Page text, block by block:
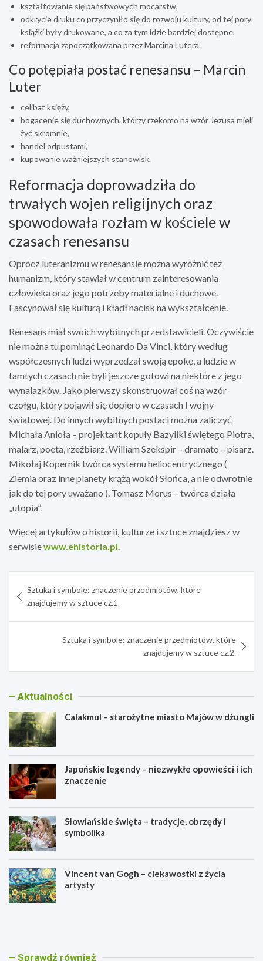
kształtowanie się państwowych mocarstw,
odkrycie druku co przyczyniło się do rozwoju kultury, od tej pory
książki były drukowane, a co za tym idzie bardziej dostępne,
reformacja zapoczątkowana przez Marcina Lutera.
Co potępiała postać renesansu – Marcin
Luter
celibat księży,
bogacenie się duchownych, którzy rzekomo na wzór Jezusa mieli
żyć skromnie,
handel odpustami,
kupowanie ważniejszych stanowisk.
Reformacja doprowadziła do
trwałych wojen religijnych oraz
spowodowała rozłam w kościele w
czasach renesansu
Oprócz luteranizmu w renesansie można wyróżnić też
humanizm, który stawiał w centrum zainteresowania
człowieka oraz jego potrzeby materialne i duchowe.
Fascynował się kulturą i kładł nacisk na wykształcenie.
Renesans miał swoich wybitnych przedstawicieli. Oczywiście
nie można tu pominąć Leonardo Da Vinci, który według
współczesnych ludzi wyprzedzał swoją epokę, a ludzie w
tamtych czasach nie byli jeszcze gotowi na niektóre z jego
wynalazków. Jako pierwszy skonstruował coś na wzór
czołgu, który pojawił się dopiero w czasach I wojny
światowej. Do innych wybitnych postaci można zaliczyć
Michała Anioła – projektant kopuły Bazyliki świętego Piotra,
malarz, poeta, rzeźbiarz. William Szekspir – dramato – pisarz.
Mikołaj Kopernik twórca systemu heliocentrycznego (
Ziemia oraz inne planety krążą wokół Słońca, a nie odwrotnie
jak do tej pory uważano ). Tomasz Morus – twórca działa
„utopia”.
Więcej artykułów o historii, kulturze i sztuce znajdziesz w
serwisiewww.ehistoria.pl
wpisu
Sztuka i symbole: znaczenie przedmiotów, które
znajdujemy w sztuce cz.1.
Sztuka i symbole: znaczenie przedmiotów, które
znajdujemy w sztuce cz.2.
Aktualności
Calakmul – starożytne miasto Majów w dżungli
Japońskie legendy – niezwykłe opowieści i ich
znaczenie
Słowiańskie święta – tradycje, obrzędy i
symbolika
Vincent van Gogh – ciekawostki z życia
artysty
C
m
J
s Sprawdź również